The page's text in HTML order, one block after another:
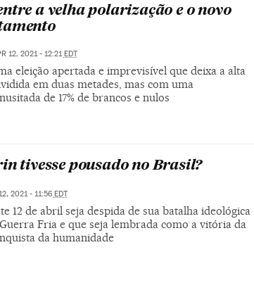
a velha polarização e o novo
12, 2021 - 12:21 EDT
eleição apertada e imprevisível que deixa a alta
em duas metades, mas com uma
de 17% de brancos e nulos
tivesse pousado no Brasil?
2021 - 11:56 EDT
12 de abril seja despida de sua batalha ideológica
Fria e que seja lembrada como a vitória da
da humanidade